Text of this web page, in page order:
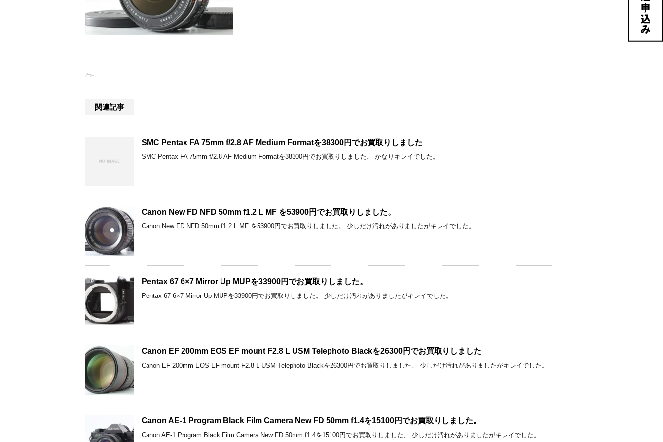
-
関連記事
SMC Pentax FA 75mm f/2.8 AF Medium Formatを38300円でお買取りしました
SMC Pentax FA 75mm f/2.8 AF Medium Formatを38300円でお買取りしました。 かなりキレイでした。
Canon New FD NFD 50mm f1.2 L MF を53900円でお買取りしました。
Canon New FD NFD 50mm f1.2 L MF を53900円でお買取りしました。 少しだけ汚れがありましたがキレイでした。
Pentax 67 6×7 Mirror Up MUPを33900円でお買取りしました。
Pentax 67 6×7 Mirror Up MUPを33900円でお買取りしました。 少しだけ汚れがありましたがキレイでした。
Canon EF 200mm EOS EF mount F2.8 L USM Telephoto Blackを26300円でお買取りしました
Canon EF 200mm EOS EF mount F2.8 L USM Telephoto Blackを26300円でお買取りしました。 少しだけ汚れがありましたがキレイでした。
Canon AE-1 Program Black Film Camera New FD 50mm f1.4を15100円でお買取りしました。
Canon AE-1 Program Black Film Camera New FD 50mm f1.4を15100円でお買取りしました。 少しだけ汚れがありましたがキレイでした。